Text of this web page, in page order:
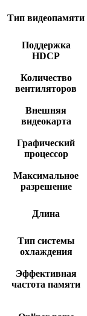
Тип видеопамяти
Поддержка
HDCP
Количество
вентиляторов
Внешняя
видеокарта
Графический
процессор
Максимальное
разрешение
Длина
Тип системы
охлаждения
Эффективная
частота памяти